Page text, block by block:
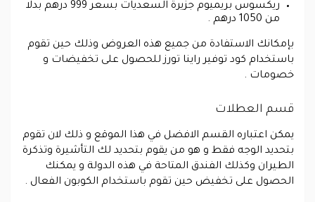
ريكسوس بريميوم جزيرة السعديات بسعر 999 درهم بدلا
من 1050 درهم .
بإمكانك الاستفادة من جميع هذه العروض وذلك حين تقوم
باستخدام كود توفير راينا تورز للحصول على تخفيضات و
خصومات .
قسم العطلات
يمكن اعتباره القسم الافضل في هذا الموقع و ذلك لان تقوم
بتحديد الوجه فقط و هو من يقوم بتحديد لك التأشيرة وتذكرة
الطيران وكذلك الفندق المتاحة في هذه الدولة و يمكنك
الحصول على تخفيض حين تقوم باستخدام الكوبون الفعال .